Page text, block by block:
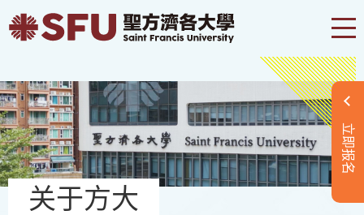
立即报名
关于方大